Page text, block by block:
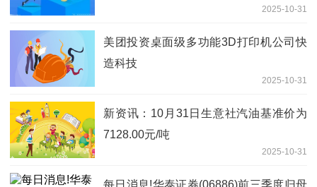
2025-10-31
美团投资桌面级多功能3D打印机公司快
造科技
2025-10-31
新资讯：10月31日生意社汽油基准价为
7128.00元/吨
2025-10-31